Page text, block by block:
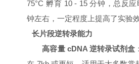
75°C 孵育 10 - 15 分钟，总反
钟左右，一定程度上提高了实验效
长片段逆转录能力
高容量 cDNA 逆转录试剂盒